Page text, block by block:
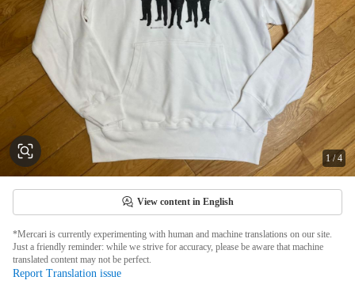
1 /4
View content in English
*Mercari is currently experimenting with human and machine translations on our site.
Just a friendly reminder: while we strive for accuracy, please be aware that machine
translated content may not be perfect.
Report Translation issue